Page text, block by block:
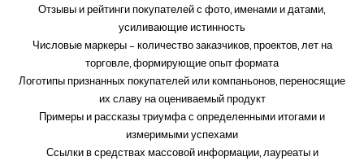
Отзывы и рейтинги покупателей с фото, именами и датами,
усиливающие истинность
Числовые маркеры – количество заказчиков, проектов, лет на
торговле, формирующие опыт формата
Логотипы признанных покупателей или компаньонов, переносящие
их славу на оцениваемый продукт
Примеры и рассказы триумфа с определенными итогами и
измеримыми успехами
Ссылки в средствах массовой информации, лауреаты и